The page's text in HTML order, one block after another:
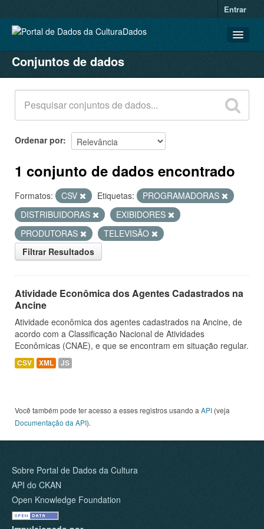
Entrar
CONJUNTOS DE DADOS
ORGANIZAÇÕES
GRUPOS
SOBRE
Conjuntos de dados
Ordenar por
1 conjunto de dados encontrado
Formatos: CSV Etiquetas:
PROGRAMADORAS
DISTRIBUIDORAS
EXIBIDORES
PRODUTORAS
TELEVISÃO
Filtrar Resultados
Atividade Econômica dos Agentes Cadastrados na
Ancine
Atividade econômica dos agentes cadastrados na Ancine, de
acordo com a Classificação Nacional de Atividades
Econômicas (CNAE), e que se encontram em situação regular.
CSV XML JS
Você também pode ter acesso a esses registros usando a API (veja
Documentação da API).
Sobre Portal de Dados da Cultura
API do CKAN
Open Knowledge Foundation